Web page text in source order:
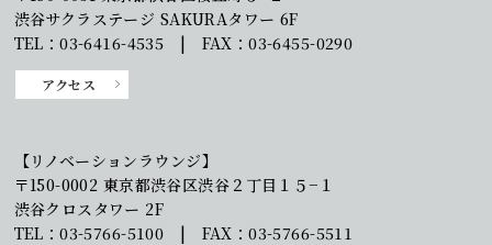
渋谷サクラステージ SAKURAタワー 6F
TEL：03-6416-4535 | FAX：03-6455-0290
アクセス
【リノベーションラウンジ】
〒150-0002 東京都渋谷区渋谷２丁目１５−１
渋谷クロスタワー 2F
TEL：03-5766-5100 | FAX：03-5766-5511